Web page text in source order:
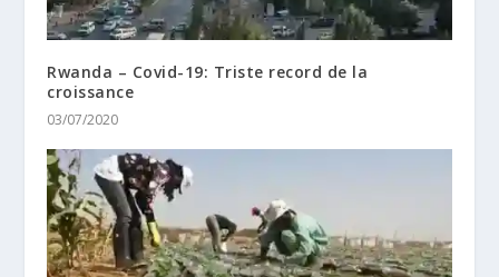
Rwanda – Covid-19: Triste record de la
croissance
03/07/2020